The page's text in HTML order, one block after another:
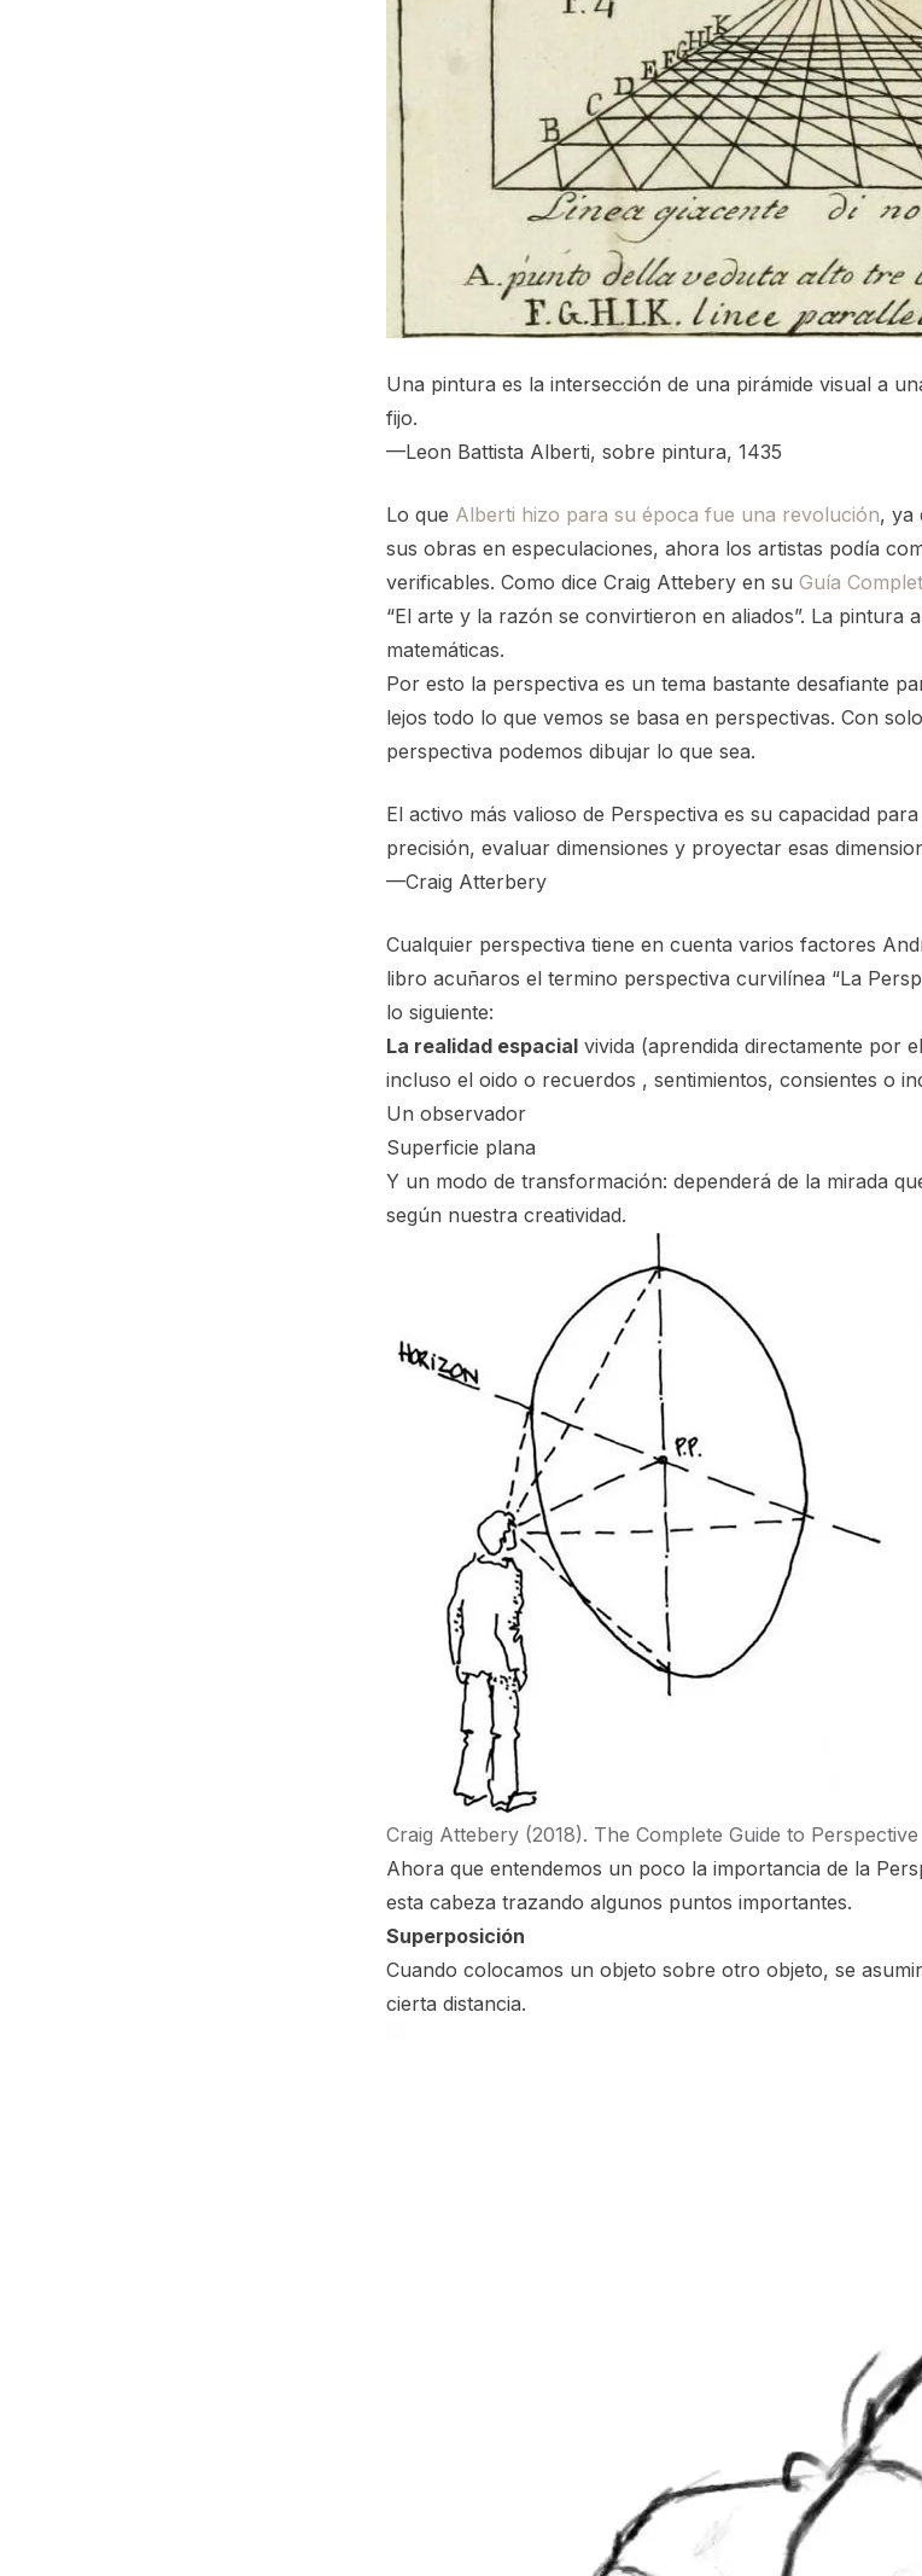
Una pintura es la intersección de una pirámide visual a
fijo.
—Leon Battista Alberti, sobre pintura, 1435
Lo que Alberti hizo para su época fue una revolución, ya
sus obras en especulaciones, ahora los artistas podía
verificables. Como dice Craig Attebery en su Guía
“El arte y la razón se convirtieron en aliados”. La pintura
matemáticas.
Por esto la perspectiva es un tema bastante desafiante
lejos todo lo que vemos se basa en perspectivas. Con
perspectiva podemos dibujar lo que sea.
El activo más valioso de Perspectiva es su capacidad
precisión, evaluar dimensiones y proyectar esas
—Craig Atterbery
Cualquier perspectiva tiene en cuenta varios factores
libro acuñaros el termino perspectiva curvilínea “La
lo siguiente:
La realidad espacial vivida (aprendida directamente por
incluso el oido o recuerdos , sentimientos, consientes o
Un observador
Superficie plana
Y un modo de transformación: dependerá de la mirada
según nuestra creatividad.
Craig Attebery (2018). The Complete Guide to
Ahora que entendemos un poco la importancia de la
esta cabeza trazando algunos puntos importantes.
Superposición
Cuando colocamos un objeto sobre otro objeto, se
cierta distancia.